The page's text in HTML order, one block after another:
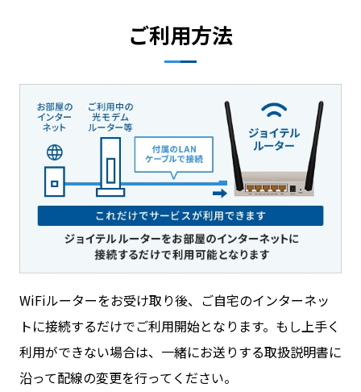
ご利用方法
WiFiルーターをお受け取り後、ご自宅のインターネッ
トに接続するだけでご利用開始となります。もし上手く
利用ができない場合は、一緒にお送りする取扱説明書に
沿って配線の変更を行ってください。